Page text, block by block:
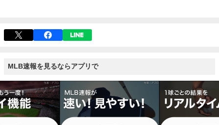
MLB速報を見るならアプリで